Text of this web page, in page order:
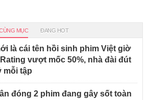
MỤC ĐANG HOT
là cái tên hồi sinh phim Việt giờ
vượt mốc 50%, nhà đài đút
mỗi tập
đóng 2 phim đang gây sốt toàn